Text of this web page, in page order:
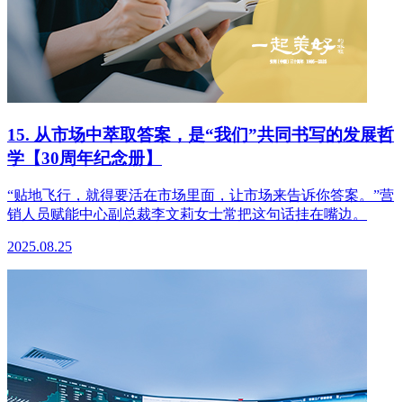
15. 从市场中萃取答案，是“我们”共同书写的发展哲
学【30周年纪念册】
“贴地飞行，就得要活在市场里面，让市场来告诉你答案。”营
销人员赋能中心副总裁李文莉女士常把这句话挂在嘴边。
2025.08.25